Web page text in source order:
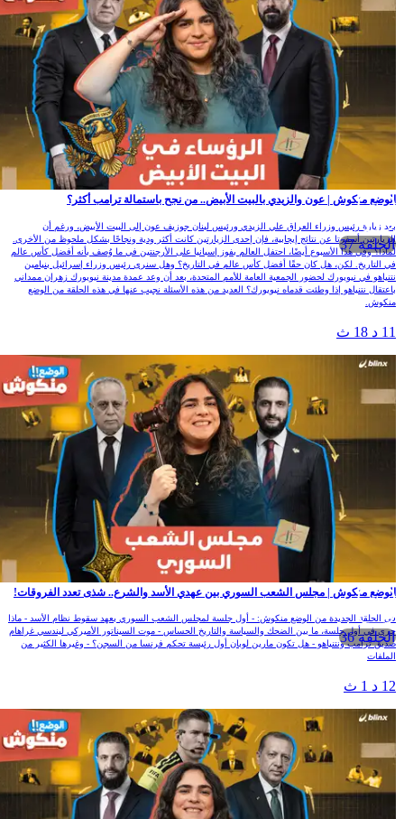
الحلقة 37
الوضع منكوش | عون والزيدي بالبيت الأبيض.. من نجح باستمالة ترامب أكثر؟
بعد زيارة رئيس وزراء العراق علي الزيدي ورئيس لبنان جوزيف عون إلى البيت الأبيض، ورغم أن
الزيارتين أسفرتا عن نتائج إيجابية، فإن إحدى الزيارتين كانت أكثر ودية ونجاحًا بشكل ملحوظ من الأخرى.
لماذا؟ وفي هذا الأسبوع أيضًا، احتفل العالم بفوز إسبانيا على الأرجنتين في ما وُصف بأنه أفضل كأس عالم
في التاريخ. لكن، هل كان حقًا أفضل كأس عالم في التاريخ؟ وهل سنرى رئيس وزراء إسرائيل بنيامين
نتنياهو في نيويورك لحضور الجمعية العامة للأمم المتحدة، بعد أن وعد عمدة مدينة نيويورك زهران ممداني
باعتقال نتنياهو إذا وطئت قدماه نيويورك؟ العديد من هذه الأسئلة نجيب عنها في هذه الحلقة من الوضع
منكوش.
11 د 18 ث
الحلقة 36
الوضع منكوش | مجلس الشعب السوري بين عهدي الأسد والشرع.. شذى تعدد الفروقات!
في الحلقة الجديدة من الوضع منكوش: - أول جلسة لمجلس الشعب السوري بعهد سقوط نظام الأسد - ماذا
جرى في أول جلسة، ما بين الضحك والسياسة والتاريخ الحساس - موت السيناتور الأميركي ليندسي غراهام
صديق ترامب ونتنياهو - هل تكون مارين لوبان أول رئيسة تحكم فرنسا من السجن؟ - وغيرها الكثير من
الملفات
12 د 1 ث